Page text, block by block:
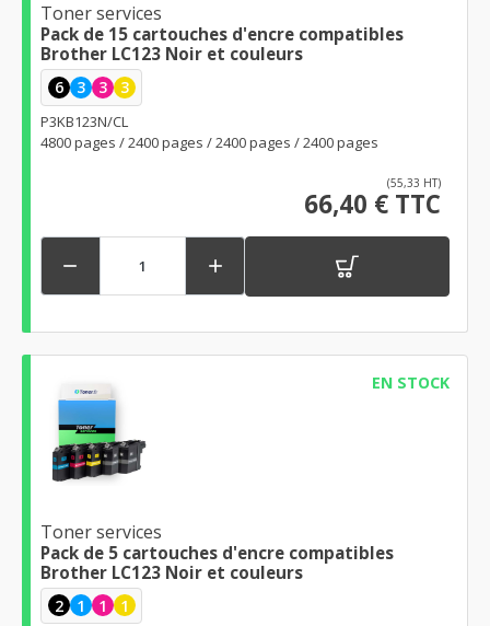
Toner services
Pack de 15 cartouches d'encre compatibles
Brother LC123 Noir et couleurs
6 3 3 3
P3KB123N/CL
4800 pages / 2400 pages / 2400 pages / 2400 pages
(55,33 HT)
66,40 € TTC
 
EN STOCK
Toner services
Pack de 5 cartouches d'encre compatibles
Brother LC123 Noir et couleurs
2 1 1 1